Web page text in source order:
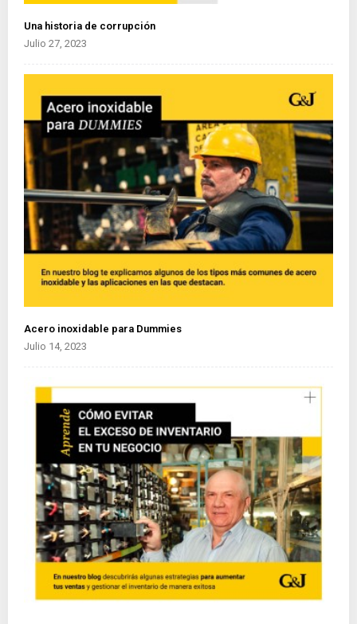
Una historia de corrupción
Julio 27, 2023
Acero inoxidable para Dummies
Julio 14, 2023